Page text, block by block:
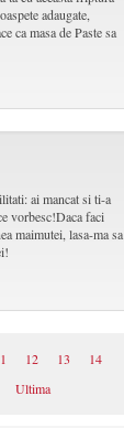
adaugate,
ca masa de Paste sa
ai mancat si ti-a
vorbesc!Daca faci
maimutei, lasa-ma sa
12 13
14
Ultima